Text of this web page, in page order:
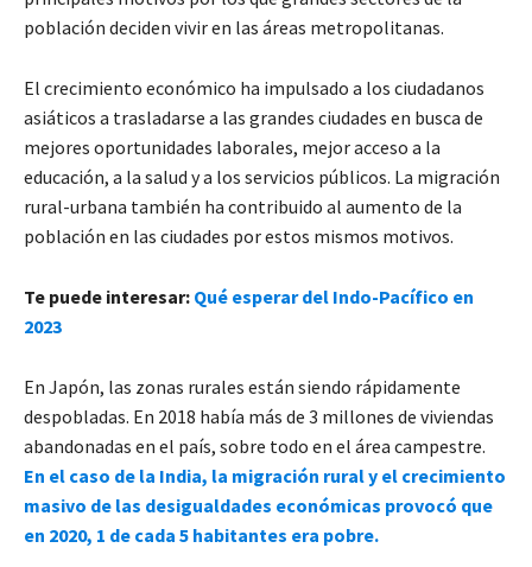
población deciden vivir en las áreas metropolitanas.
El crecimiento económico ha impulsado a los ciudadanos
asiáticos a trasladarse a las grandes ciudades en busca de
mejores oportunidades laborales, mejor acceso a la
educación, a la salud y a los servicios públicos. La migración
rural-urbana también ha contribuido al aumento de la
población en las ciudades por estos mismos motivos.
Te puede interesar: Qué esperar del Indo-Pacífico en
2023
En Japón, las zonas rurales están siendo rápidamente
despobladas. En 2018 había más de 3 millones de viviendas
abandonadas en el país, sobre todo en el área campestre.
En el caso de la India, la migración rural y el crecimiento
masivo de las desigualdades económicas provocó que
en 2020, 1 de cada 5 habitantes era pobre.